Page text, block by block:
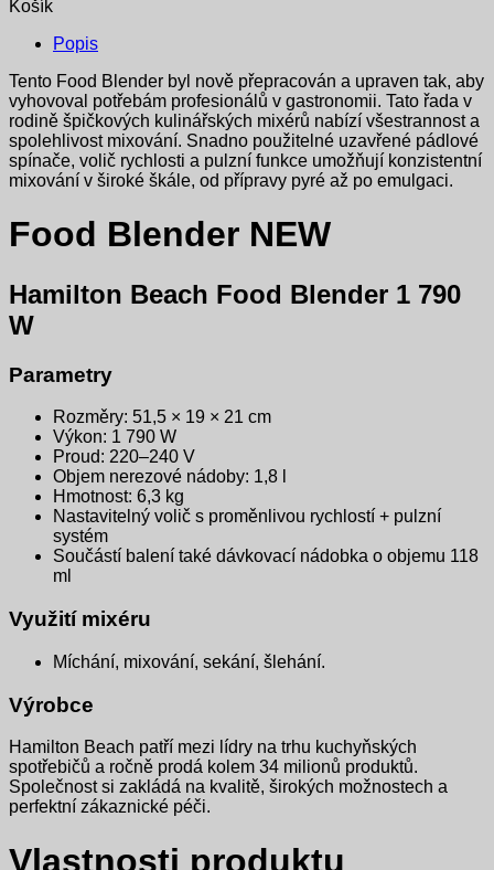
Košík
Popis
Tento Food Blender byl nově přepracován a upraven tak, aby
vyhovoval potřebám profesionálů v gastronomii. Tato řada v
rodině špičkových kulinářských mixérů nabízí všestrannost a
spolehlivost mixování. Snadno použitelné uzavřené pádlové
spínače, volič rychlosti a pulzní funkce umožňují konzistentní
mixování v široké škále, od přípravy pyré až po emulgaci.
Food Blender NEW
Hamilton Beach Food Blender 1 790
W
Parametry
Rozměry: 51,5 × 19 × 21 cm
Výkon: 1 790 W
Proud: 220–240 V
Objem nerezové nádoby: 1,8 l
Hmotnost: 6,3 kg
Nastavitelný volič s proměnlivou rychlostí + pulzní
systém
Součástí balení také dávkovací nádobka o objemu 118
ml
Využití mixéru
Míchání, mixování, sekání, šlehání.
Výrobce
Hamilton Beach patří mezi lídry na trhu kuchyňských
spotřebičů a ročně prodá kolem 34 milionů produktů.
Společnost si zakládá na kvalitě, širokých možnostech a
perfektní zákaznické péči.
Vlastnosti produktu